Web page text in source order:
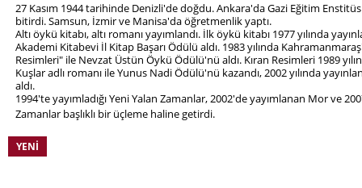
27 Kasım 1944 tarihinde Denizli'de doğdu. Ankara'da Gazi Eğitim
bitirdi. Samsun, İzmir ve Manisa'da öğretmenlik yaptı.
Altı öykü kitabı, altı romanı yayımlandı. İlk öykü kitabı 1977 yılında
Akademi Kitabevi İl Kitap Başarı Ödülü aldı. 1983 yılında
Resimleri" ile Nevzat Üstün Öykü Ödülü'nü aldı. Kıran Resimleri 1989
Kuşlar adlı romanı ile Yunus Nadi Ödülü'nü kazandı, 2002 yılında
aldı.
1994'te yayımladığı Yeni Yalan Zamanlar, 2002'de yayımlanan Mor ve
Zamanlar başlıklı bir üçleme haline getirdi.
YENI